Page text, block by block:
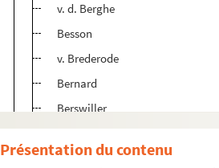
v. d. Berghe
Besson
v. Brederode
Bernard
Berswiller
Berthaud
Présentation du contenu